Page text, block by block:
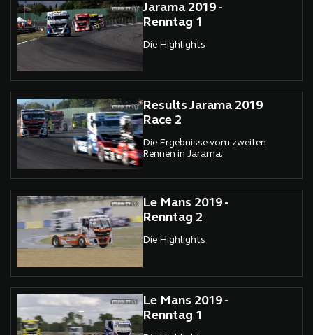
Jarama 2019 -
Renntag 1
Die Highlights
Results Jarama 2019
Race 2
Die Ergebnisse vom zweiten
Rennen in Jarama.
Le Mans 2019 -
Renntag 2
Die Highlights
Le Mans 2019 -
Renntag 1